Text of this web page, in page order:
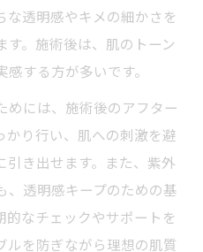
な透明感やキメの細かさを
。施術後は、肌のトーン
する方が多いです。
めには、施術後のアフター
かり行い、肌への刺激を避
引き出せます。また、紫外
、透明感キープのための基
的なチェックやサポートを
ルを防ぎながら理想の肌質